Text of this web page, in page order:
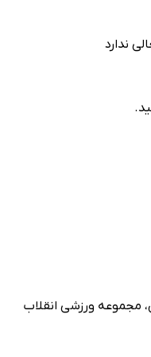
ندارد
مجموعه ورزشی انقلاب